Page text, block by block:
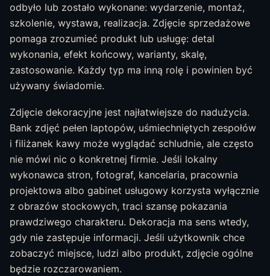
odbyło lub zostało wykonane: wydarzenie, montaż,
szkolenie, wystawa, realizacja. Zdjęcie sprzedażowe
pomaga zrozumieć produkt lub usługę: detal
wykonania, efekt końcowy, warianty, skalę,
zastosowanie. Każdy typ ma inną rolę i powinien być
używany świadomie.
Zdjęcie dekoracyjne jest najłatwiejsze do nadużycia.
Bank zdjęć pełen laptopów, uśmiechniętych zespołów
i filiżanek kawy może wyglądać schludnie, ale często
nie mówi nic o konkretnej firmie. Jeśli lokalny
wykonawca stron, fotograf, kancelaria, pracownia
projektowa albo gabinet usługowy korzysta wyłącznie
z obrazów stockowych, traci szansę pokazania
prawdziwego charakteru. Dekoracja ma sens wtedy,
gdy nie zastępuje informacji. Jeśli użytkownik chce
zobaczyć miejsce, ludzi albo produkt, zdjęcie ogólne
będzie rozczarowaniem.